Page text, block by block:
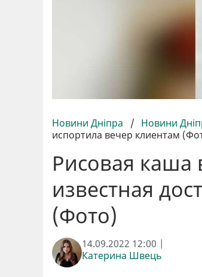
Новини Дніпра / Новини
испортила вечер клиентам
Рисовая каша
известная
(Фото)
14.09.2022 12:00 |
Катерина Швець